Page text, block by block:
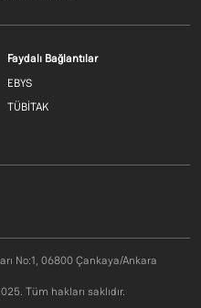
Footer menu 2
Faydalı Bağlantılar
EBYS
TÜBİTAK
No:1, 06800 Çankaya/Ankara
Tüm hakları saklıdır.